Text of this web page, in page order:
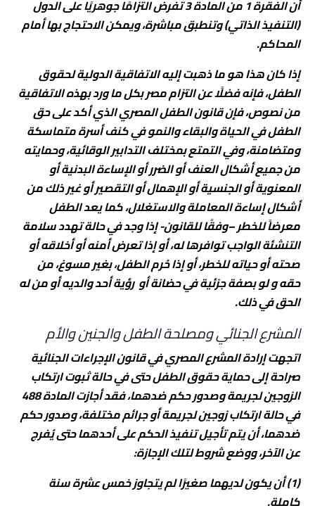
أن الفقرة 1 من المادة 3 تفرض التزامًا جوهريًا على الدول
(التنفيذ الذاتي) وتنطبق مباشرة، ويمكن الاحتجاج بها أمام
المحاكم.
إذا كان هذا هو ما ذهبت إليه الاتفاقية الدولية لحقوق
الطفل، فإنه فضلًا عن التزام مصر بكل ما ورد بهذه الاتفاقية
من نصوص، فإن قانون الطفل المصري الذي أكد على حق
الطفل في الحياة والبقاء والنمو في كنف أسرة متماسكة
ومتضامنة، وفي التمتع بمختلف التدابير الوقائية، وحمايته
من جميع أشكال العنف أو الضرر أو الإساءة البدنية أو
المعنوية أو الجنسية أو الإهمال أو التقصير أو غير ذلك من
أشكال إساءة المعاملة والاستغلال، كما يعد الطفل
معرضاً للخطر –وفقًا للقانون- إذا وجد في حالة تهدد سلامة
التنشئة الواجب توافرها له، أو إذا تعرض أمنه أو أخلاقه أو
صحته أو حياته للخطر، أو إذا حُرم الطفل، بغير مسوغ، من
حقه و لو بصفة جزئية في حضانة أو رؤية أحد والديه أو من له
الحق في ذلك.
المشرع الجنائي ومصلحة الطفل والجنين والأم
اتجهت إرادة المشرع المصري في قانون الإجراءات الجنائية
صراحة إلى حماية حقوق الطفل حتى في حالة ثبوت ارتكاب
الزوجين لجريمة وصدور حكم ضدهما، فقد أجازت المادة 488
في حالة ارتكاب زوجين لجريمة أو جرائم مختلفة، وصدور حكم
ضدهما، أن يتم تأجيل تنفيذ الحكم على أحدهما حتى يُفرج
عن الآخر، ووضع شروط لتلك الإجازة:
(1) أن يكون لديهما صغيرًا لم يتجاوز خمس عشرة سنة
كاملة.